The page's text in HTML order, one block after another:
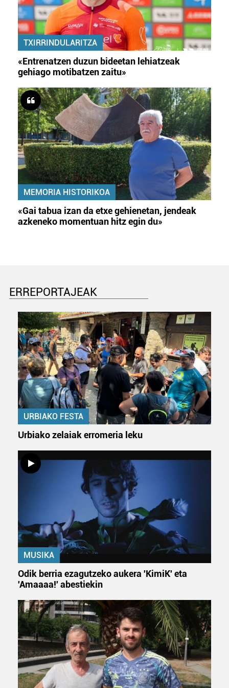
TXIRRINDULARITZA
«Entrenatzen duzun bideetan lehiatzeak
gehiago motibatzen zaitu»
MEMORIA HISTORIKOA
«Gai tabua izan da etxe gehienetan, jendeak
azkeneko momentuan hitz egin du»
ERREPORTAJEAK
URBIAKO FESTA
Urbiako zelaiak erromeria leku
MUSIKA
Odik berria ezagutzeko aukera 'KimiK' eta
'Amaaaa!' abestiekin